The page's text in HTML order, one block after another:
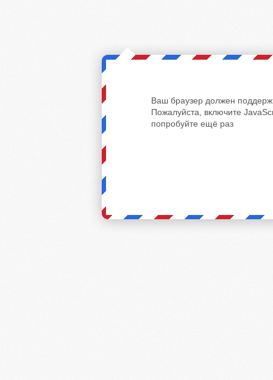
Ваш браузер должен
Пожалуйста, включите
попробуйте ещё раз